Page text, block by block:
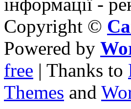
інформації -
Copyright ©
Powered by
free | Thanks to
Themes and